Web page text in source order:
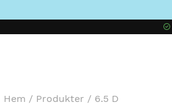
Hem / Produkter / 6.5 D